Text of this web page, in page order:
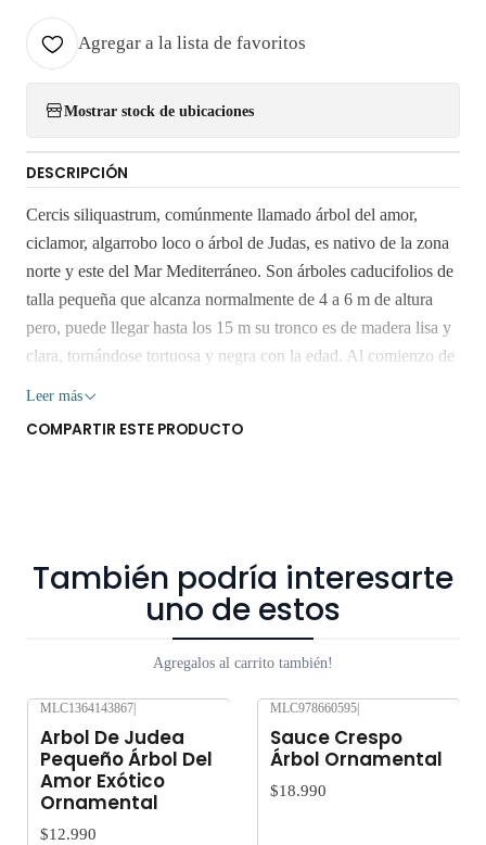
Agregar a la lista de favoritos
Mostrar stock de ubicaciones
DESCRIPCIÓN
Cercis siliquastrum, comúnmente llamado árbol del amor,
ciclamor, algarrobo loco o árbol de Judas, es nativo de la zona
norte y este del Mar Mediterráneo. Son árboles caducifolios de
talla pequeña que alcanza normalmente de 4 a 6 m de altura
pero, puede llegar hasta los 15 m su tronco es de madera lisa y
clara, tornándose tortuosa y negra con la edad. Al comienzo de
prolongadas. Es resistente a la sequía y no tolera el
plantas son seres vivos que al someterlos a viajes largos sin
suficiente agua y luz o mucha exposición al sol, pueden verse
afectados seriamente. Despacho gratis por compras sobre
Leer más
COMPARTIR ESTE PRODUCTO
También podría interesarte
uno de estos
Agregalos al carrito también!
MLC1364143867
Arbol De Judea
Pequeño Árbol Del
Amor Exótico
Ornamental
$12.990
MLC978660595
Sauce Crespo
Árbol Ornamental
$18.990